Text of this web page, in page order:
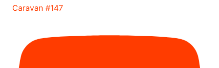
Caravan #147